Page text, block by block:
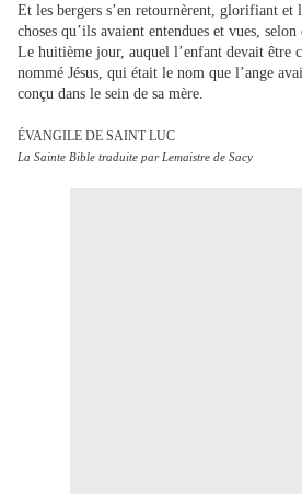
Et les bergers s’en retournèrent, glorifiant et
choses qu’ils avaient entendues et vues,
Le huitième jour, auquel l’enfant devait être
nommé Jésus, qui était le nom que l’ange
conçu dans le sein de sa mère.
ÉVANGILE DE SAINT LUC
La Sainte Bible traduite par Lemaistre de Sacy